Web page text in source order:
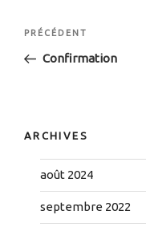
Navigation
l’article
Article
précédent
PRÉCÉDENT
Confirmation
ARCHIVES
août 2024
septembre 2022